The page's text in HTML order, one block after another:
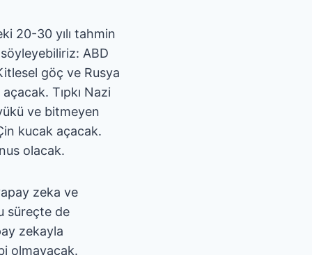
20-30 yılı tahmin
ABD
göç ve Rusya
Tıpkı Nazi
ve bitmeyen
kucak açacak.
olacak.
zeka ve
süreçte de
zekayla
olmayacak.